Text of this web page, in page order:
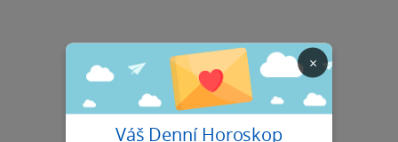
×
Váš Denní Horoskop